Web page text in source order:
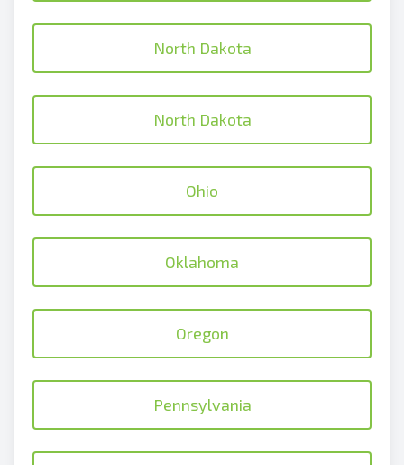
North Dakota
North Dakota
Ohio
Oklahoma
Oregon
Pennsylvania